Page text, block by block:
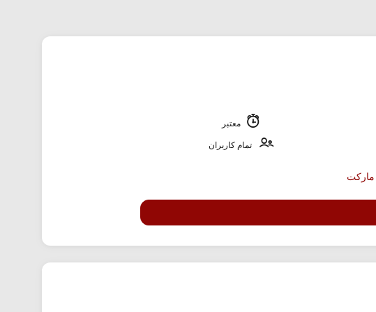
معتبر
تمام کاربران